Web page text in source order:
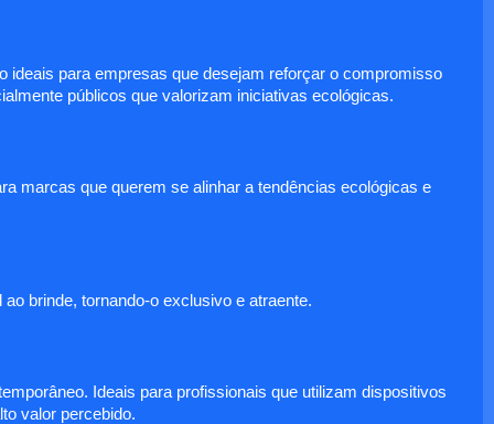
para empresas que desejam reforçar o compromisso
públicos que valorizam iniciativas ecológicas.
marcas que querem se alinhar a tendências ecológicas e
brinde, tornando-o exclusivo e atraente.
Ideais para profissionais que utilizam dispositivos
valor percebido.